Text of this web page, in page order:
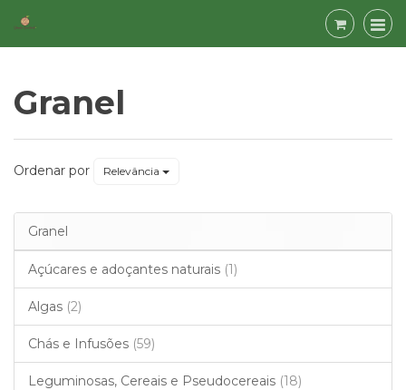
Granel
Granel
Ordenar por Relevância
Granel
Açúcares e adoçantes naturais (1)
Algas (2)
Chás e Infusões (59)
Leguminosas, Cereais e Pseudocereais (18)